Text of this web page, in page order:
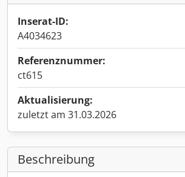
Inserat-ID:
A4034623
Referenznummer:
ct615
Aktualisierung:
zuletzt am 31.03.2026
Beschreibung